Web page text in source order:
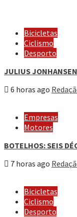
Bicicletas
Ciclismo
Desporto
JULIUS
6 horas ago
Empresas
Motores
BOTELHOS: SEIS
7 horas ago
Bicicletas
Ciclismo
Desporto